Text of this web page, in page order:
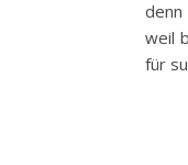
weil
für